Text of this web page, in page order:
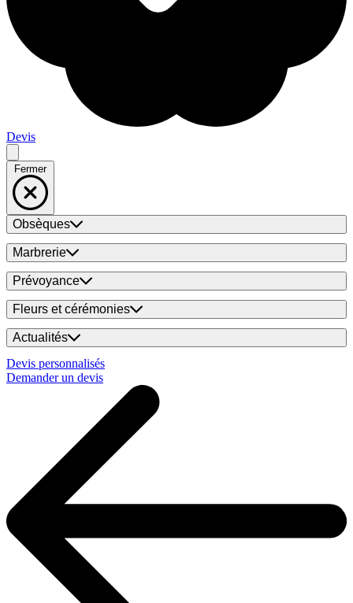
Devis
Fermer
Obsèques
Marbrerie
Prévoyance
Fleurs et cérémonies
Actualités
Devis personnalisés
Demander un devis